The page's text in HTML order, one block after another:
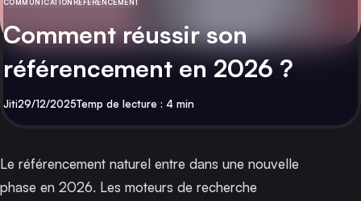
CATÉGORIE
COMMUNICATIONRÉFÉRENCEMENT
Comment réussir son
référencement en 2026 ?
Par
JitiPublié
29/12/2025Temp de lecture : 4 min
Le référencement naturel entre dans une nouvelle
phase en 2026. Les moteurs de recherche